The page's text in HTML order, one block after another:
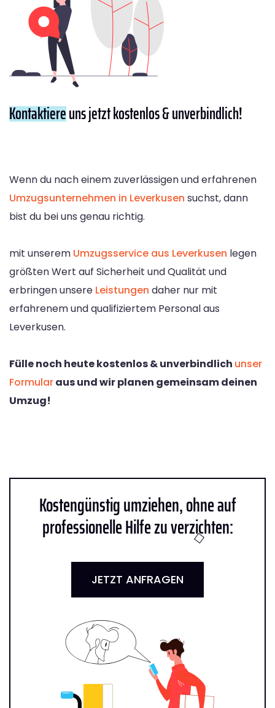
Kontaktiereuns jetzt kostenlos & unverbindlich!
Wenn du nach einem zuverlässigen und erfahrenen
Umzugsunternehmen in Leverkusen suchst, dann
bist du bei uns genau richtig.
mit unserem Umzugsservice aus Leverkusen legen
größten Wert auf Sicherheit und Qualität und
erbringen unsere Leistungen daher nur mit
erfahrenem und qualifiziertem Personal aus
Leverkusen.
Fülle noch heute kostenlos & unverbindlich unser
Formularaus und wir planen gemeinsam deinen
Umzug!
Kostengünstig umziehen, ohne auf
professionelle Hilfe zu verzichten:
JETZT ANFRAGEN